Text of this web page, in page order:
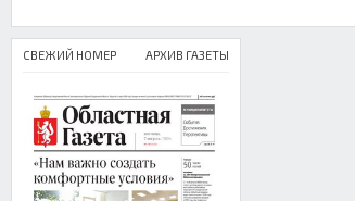
СВЕЖИЙ НОМЕР АРХИВ ГАЗЕТЫ